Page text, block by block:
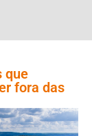
que
fora das